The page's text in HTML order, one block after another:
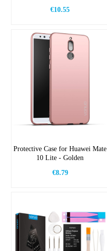
€10.55
Protective Case for Huawei Mate
10 Lite - Golden
€8.79